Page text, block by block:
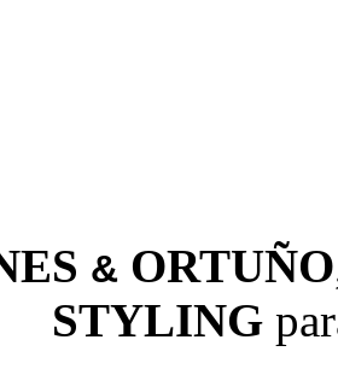
&ORTUÑO
STYLING